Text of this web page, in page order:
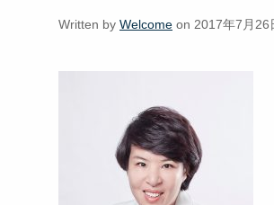
Written by Welcome on 2017年7月26